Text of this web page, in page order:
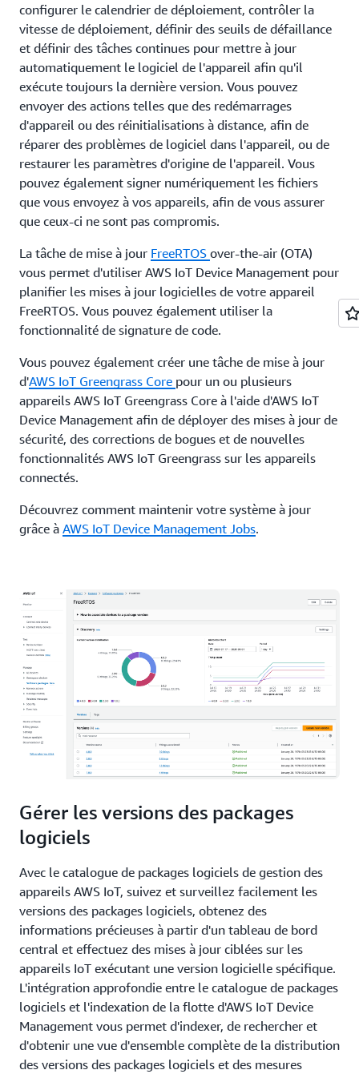
configurer le calendrier de déploiement, contrôler la
vitesse de déploiement, définir des seuils de défaillance
et définir des tâches continues pour mettre à jour
automatiquement le logiciel de l'appareil afin qu'il
exécute toujours la dernière version. Vous pouvez
envoyer des actions telles que des redémarrages
d'appareil ou des réinitialisations à distance, afin de
réparer des problèmes de logiciel dans l'appareil, ou de
restaurer les paramètres d'origine de l'appareil. Vous
pouvez également signer numériquement les fichiers
que vous envoyez à vos appareils, afin de vous assurer
que ceux-ci ne sont pas compromis.
La tâche de mise à jour FreeRTOS over-the-air (OTA)
vous permet d'utiliser AWS IoT Device Management pour
planifier les mises à jour logicielles de votre appareil
FreeRTOS. Vous pouvez également utiliser la
fonctionnalité de signature de code.
Vous pouvez également créer une tâche de mise à jour
d'AWS IoT Greengrass Core pour un ou plusieurs
appareils AWS IoT Greengrass Core à l'aide d'AWS IoT
Device Management afin de déployer des mises à jour de
sécurité, des corrections de bogues et de nouvelles
fonctionnalités AWS IoT Greengrass sur les appareils
connectés.
Découvrez comment maintenir votre système à jour
grâce à AWS IoT Device Management Jobs.
Gérer les versions des packages
logiciels
Avec le catalogue de packages logiciels de gestion des
appareils AWS IoT, suivez et surveillez facilement les
versions des packages logiciels, obtenez des
informations précieuses à partir d'un tableau de bord
central et effectuez des mises à jour ciblées sur les
appareils IoT exécutant une version logicielle spécifique.
L'intégration approfondie entre le catalogue de packages
logiciels et l'indexation de la flotte d'AWS IoT Device
Management vous permet d'indexer, de rechercher et
d'obtenir une vue d'ensemble complète de la distribution
des versions des packages logiciels et des mesures